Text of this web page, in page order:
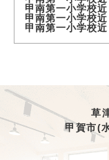
甲南第一小学校
甲南第一小学校
甲南第一小学校
草
甲賀市(